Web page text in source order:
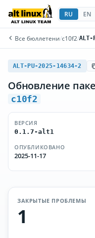
RU EN
Все бюллетени/c10f2/ALT-
ALT-PU-2025-14634-2
Обновление
c10f2
ВЕРСИЯ
0.1.7-alt1
ОПУБЛИКОВАНО
2025-11-17
ЗАКРЫТЫЕ ПРОБЛЕМЫ
1